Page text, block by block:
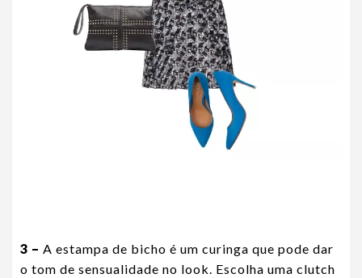
3 – A estampa de bicho é um curinga que pode dar
o tom de sensualidade no look. Escolha uma clutch